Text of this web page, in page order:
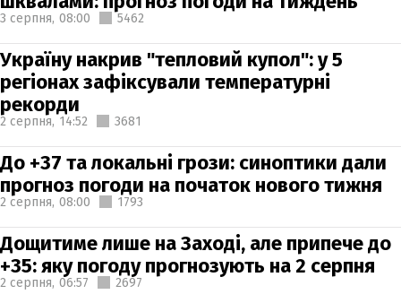
3 серпня, 08:00 5462
Україну накрив "тепловий купол": у 5
регіонах зафіксували температурні
рекорди
2 серпня, 14:52 3681
До +37 та локальні грози: синоптики дали
прогноз погоди на початок нового тижня
2 серпня, 08:00 1793
Дощитиме лише на Заході, але припече до
+35: яку погоду прогнозують на 2 серпня
2 серпня, 06:57 2697